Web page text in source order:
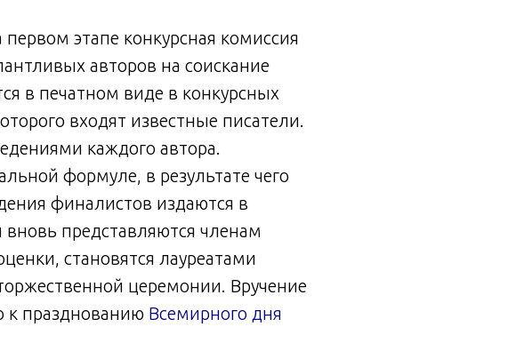
этапе конкурсная комиссия
авторов на соискание
в печатном виде в конкурсных
входят известные писатели.
каждого автора.
формуле, в результате чего
финалистов издаются в
представляются членам
становятся лауреатами
церемонии. Вручение
к празднованию Всемирного дня